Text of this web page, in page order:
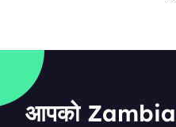
आपको Zambia